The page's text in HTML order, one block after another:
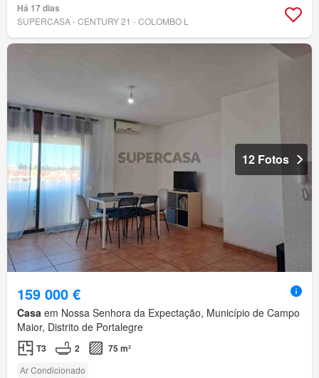
Há 17 dias
SUPERCASA - CENTURY 21 - COLOMBO L
12 Fotos
159 000 €
Casa em Nossa Senhora da Expectação, Município de Campo
Maior, Distrito de Portalegre
T3 2 75 m²
Ar Condicionado